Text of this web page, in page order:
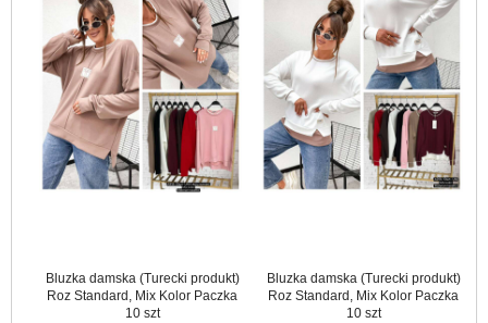
Bluzka damska (Turecki produkt)
Roz Standard, Mix Kolor Paczka
10 szt
Bluzka damska (Turecki produkt)
Roz Standard, Mix Kolor Paczka
10 szt